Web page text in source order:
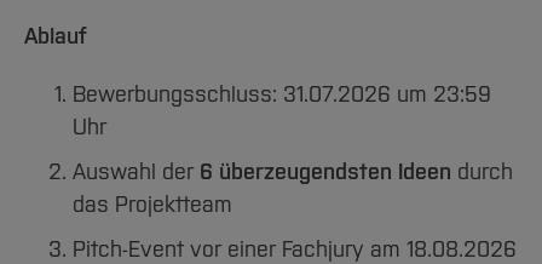
Ablauf
Bewerbungsschluss: 31.07.2026 um 23:59
Uhr
Auswahl der 6 überzeugendsten Ideen durch
das Projektteam
Pitch-Event vor einer Fachjury am 18.08.2026